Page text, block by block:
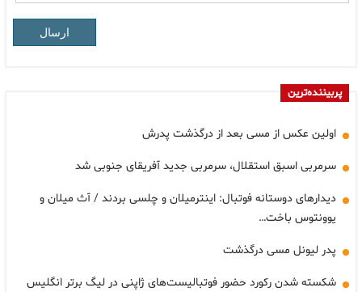
ارسال
پربیننده‌ترین
اولین عکس از مسی بعد از درگذشت پدرش
سرمربی اسبق استقلال، سرمربی جدید آفریقای جنوبی شد
دیدارهای دوستانه فوتبال: اینترمیلان و چلسی بردند / آث میلان و
یوونتوس باخت…
پدر لیونل مسی درگذشت
شکسته شدن رکورد حضور فوتبالیست‌های ژاپنی در لیگ برتر انگلیس